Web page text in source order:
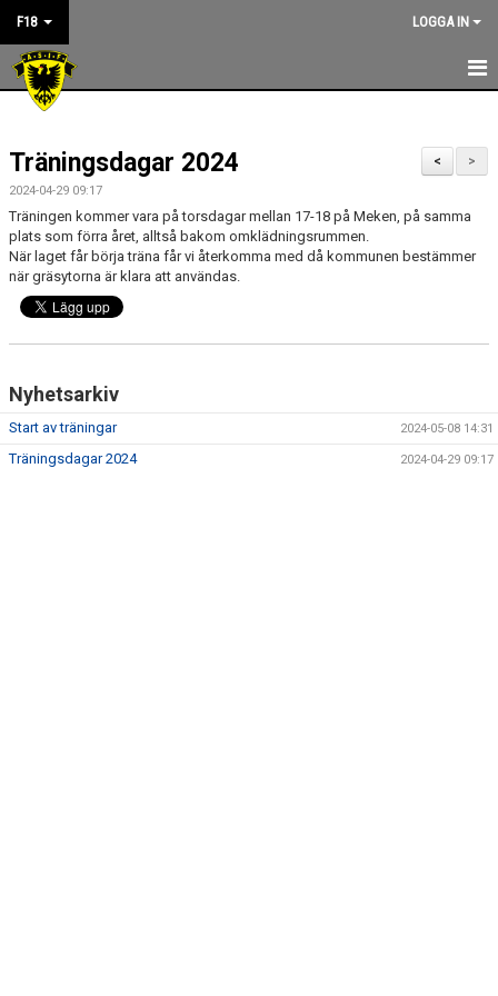
F18 LOGGA IN
NYHETER
KALENDER
KONTAKT
>
<
Träningsdagar 2024
2024-04-29 09:17
Träningen kommer vara på torsdagar mellan 17-18 på Meken, på samma
plats som förra året, alltså bakom omklädningsrummen.
När laget får börja träna får vi återkomma med då kommunen bestämmer
när gräsytorna är klara att användas.
Nyhetsarkiv
Start av träningar 2024-05-08 14:31
Träningsdagar 2024 2024-04-29 09:17